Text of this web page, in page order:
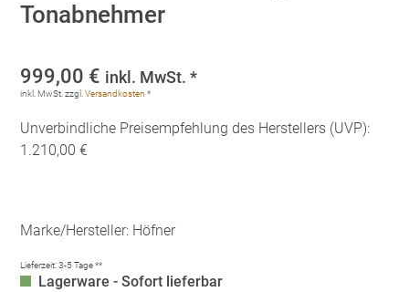
Tonabnehmer
999,00 € inkl. MwSt. *
inkl. MwSt. zzgl.Versandkosten *
Unverbindliche Preisempfehlung des Herstellers (UVP):
1.210,00 €
Marke/Hersteller: Höfner
Lieferzeit:3-5 Tage **
Lagerware - Sofort lieferbar